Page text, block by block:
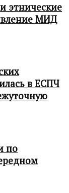
этнические
МИД
в ЕСПЧ
по